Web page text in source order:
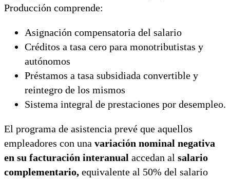
Producción comprende:
Asignación compensatoria del salario
Créditos a tasa cero para monotributistas y
autónomos
Préstamos a tasa subsidiada convertible y
reintegro de los mismos
Sistema integral de prestaciones por desempleo.
El programa de asistencia prevé que aquellos
empleadores con una variación nominal negativa
en su facturación interanual accedan al salario
complementario, equivalente al 50% del salario